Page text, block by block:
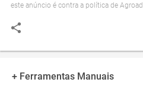
este anúncio é contra a política de
+ Ferramentas Manuais